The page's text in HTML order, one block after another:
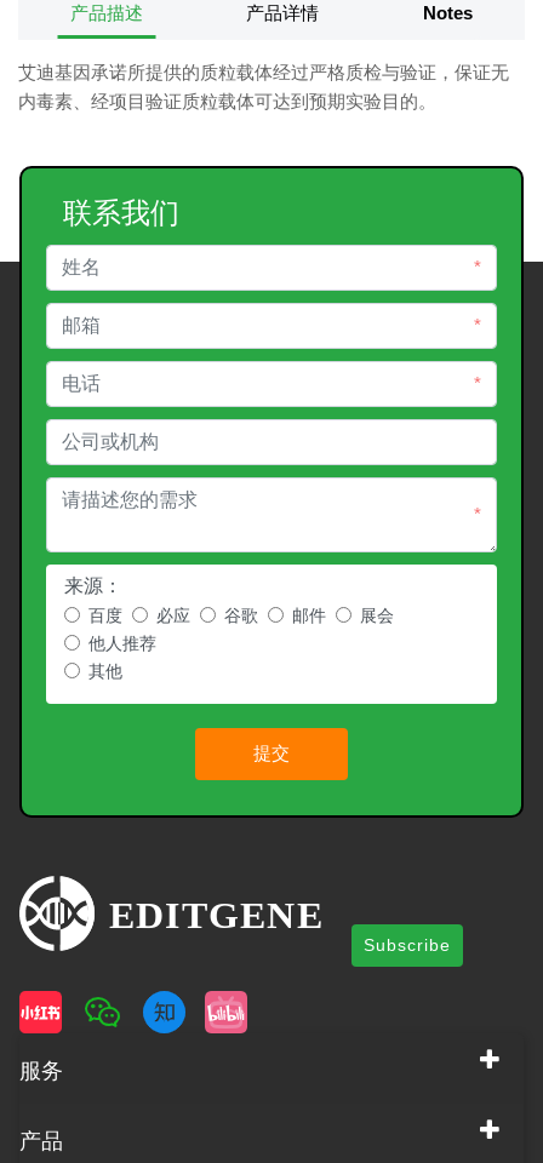
产品描述 产品详情 Notes
艾迪基因承诺所提供的质粒载体经过严格质检与验证，保证无
内毒素、经项目验证质粒载体可达到预期实验目的。
联系我们
*
*
*
*
来源：
百度 必应 谷歌 邮件
展会
他人推荐
其他
提交
Subscribe
服务
产品